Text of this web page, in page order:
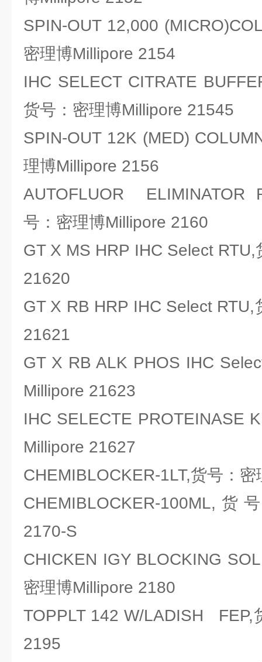
SPIN-OUT 12,000
密理博Millipore 2154
IHC SELECT CITRATE
货号：密理博Millipore 21545
SPIN-OUT 12K (MED)
理博Millipore 2156
AUTOFLUOR ELIMINATOR
号：密理博Millipore 2160
GT X MS HRP IHC Select
21620
GT X RB HRP IHC Select
21621
GT X RB ALK PHOS IHC
Millipore 21623
IHC SELECTE PROTEINASE
Millipore 21627
CHEMIBLOCKER-1LT,货号：
CHEMIBLOCKER-100ML,
2170-S
CHICKEN IGY BLOCKING
密理博Millipore 2180
TOPPLT 142 W/LADISH FEP,
2195